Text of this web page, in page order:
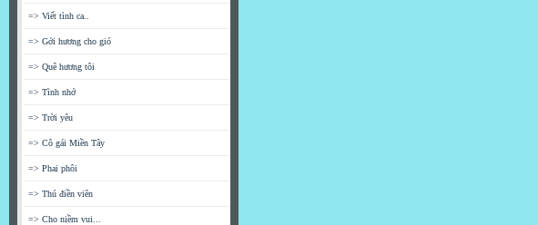
=> Viết tình ca..
=> Gởi hương cho gió
=> Quê hương tôi
=> Tình nhớ
=> Trời yêu
=> Cô gái Miền Tây
=> Phai phôi
=> Thú điền viên
=> Cho niềm vui...